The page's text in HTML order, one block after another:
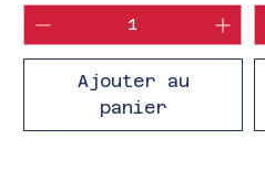
Ajouter au
panier